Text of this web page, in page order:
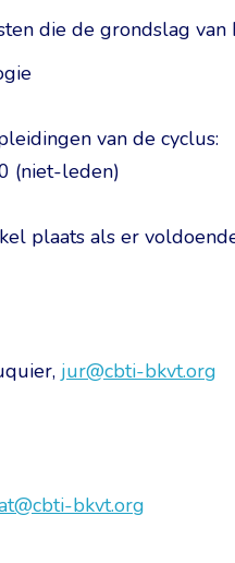
die de grondslag van
van de cyclus:
(niet-leden)
plaats als er
jur@cbti-bkvt.org
bkvt.org